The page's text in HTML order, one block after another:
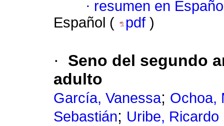
· resumen en
Español (
pdf )
·
Seno del segundo
adulto
García, Vanessa; Ochoa,
Sebastián; Uribe, Ricardo